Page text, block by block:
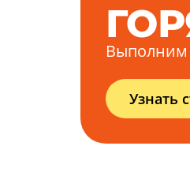
Выполним
Узнать